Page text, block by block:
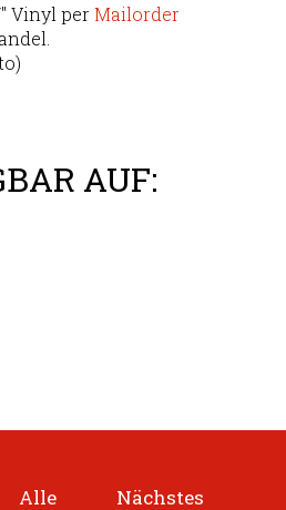
Vinyl perMailorder
AUF:
Alle Nächstes